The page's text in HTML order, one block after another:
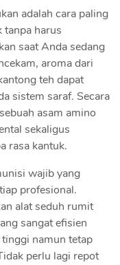
adalah cara paling
tanpa harus
saat Anda sedang
aroma dari
teh dapat
sistem saraf. Secara
asam amino
sekaligus
rasa kantuk.
wajib yang
profesional.
alat seduh rumit
sangat efisien
namun tetap
perlu lagi repot